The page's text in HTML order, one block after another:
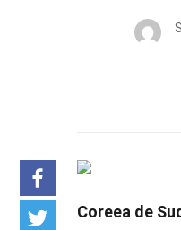
Coreea de Sud